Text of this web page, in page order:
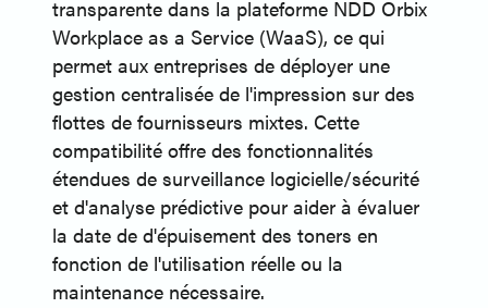
transparente dans la plateforme NDD Orbix
Workplace as a Service (WaaS), ce qui
permet aux entreprises de déployer une
gestion centralisée de l'impression sur des
flottes de fournisseurs mixtes. Cette
compatibilité offre des fonctionnalités
étendues de surveillance logicielle/sécurité
et d'analyse prédictive pour aider à évaluer
la date de d'épuisement des toners en
fonction de l'utilisation réelle ou la
maintenance nécessaire.